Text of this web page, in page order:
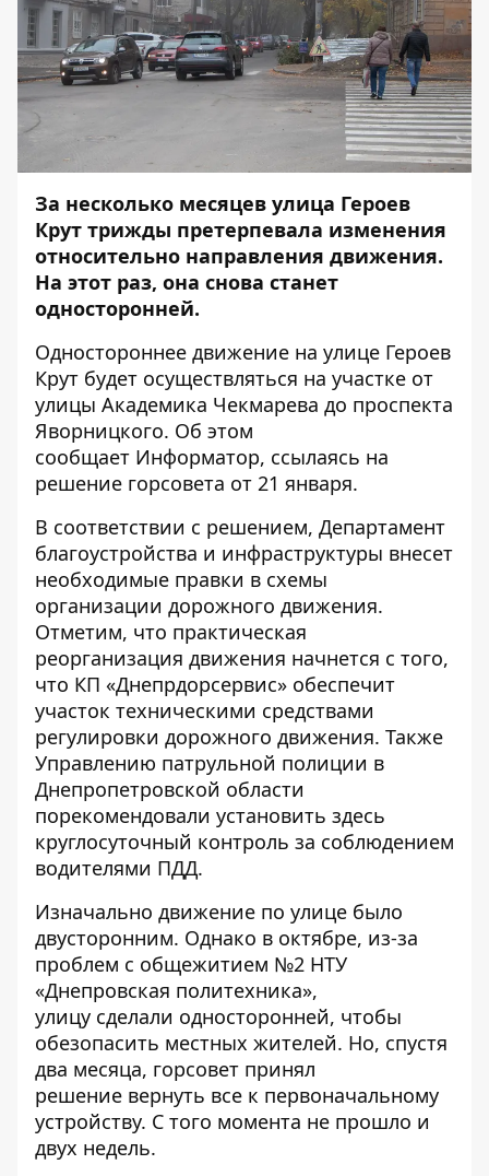
За несколько месяцев улица Героев
Крут трижды претерпевала изменения
относительно направления движения.
На этот раз, она снова станет
односторонней.
Одностороннее движение на улице Героев
Крут будет осуществляться на участке от
улицы Академика Чекмарева до проспекта
Яворницкого. Об этом
сообщает Информатор, ссылаясь на
решение горсовета от 21 января.
В соответствии с решением, Департамент
благоустройства и инфраструктуры внесет
необходимые правки в схемы
организации дорожного движения.
Отметим, что практическая
реорганизация движения начнется с того,
что КП «Днепрдорсервис» обеспечит
участок техническими средствами
регулировки дорожного движения. Также
Управлению патрульной полиции в
Днепропетровской области
порекомендовали установить здесь
круглосуточный контроль за соблюдением
водителями ПДД.
Изначально движение по улице было
двусторонним. Однако в октябре, из-за
проблем с общежитием №2 НТУ
«Днепровская политехника»,
улицу сделали односторонней, чтобы
обезопасить местных жителей. Но, спустя
два месяца, горсовет принял
решение вернуть все к первоначальному
устройству. С того момента не прошло и
двух недель.